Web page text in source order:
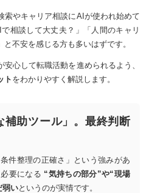
索やキャリア相談にAIが使われ始めて
相談して大丈夫？」「人間のキャリ
不安を感じる方も多いはずです。
心して転職活動を進められるよう、
ト をわかりやすく解説します。
補助ツール」。最終判断
件整理の正確さ」という強みがあ
要になる “気持ちの部分”や“現場
弱いというのが実情です。